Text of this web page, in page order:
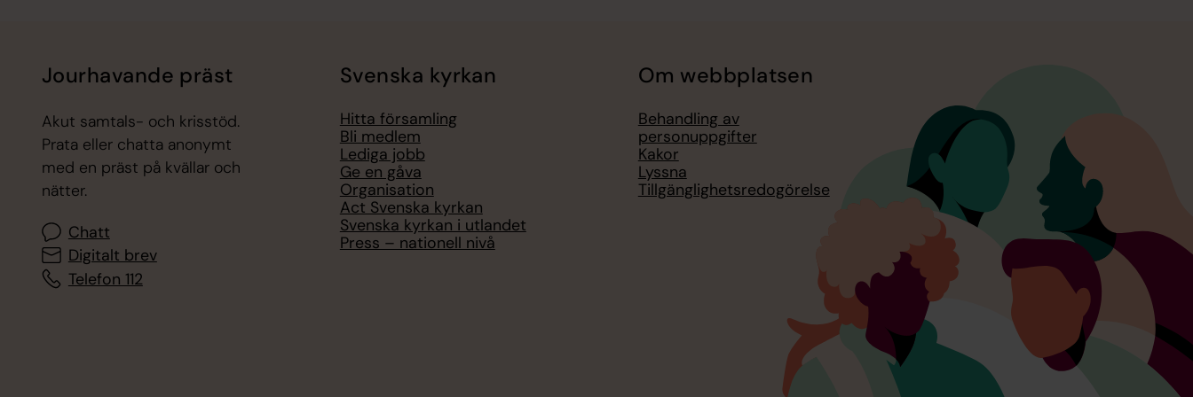
Jourhavande präst
Akut samtals- och krisstöd.
Prata eller chatta anonymt
med en präst på kvällar och
nätter.
Chatt
Digitalt brev
Telefon 112
Svenska kyrkan
Hitta församling
Bli medlem
Lediga jobb
Ge en gåva
Organisation
Act Svenska kyrkan
Svenska kyrkan i utlandet
Press – nationell nivå
Om webbplatsen
Behandling av
personuppgifter
Kakor
Lyssna
Tillgänglighetsredogörelse